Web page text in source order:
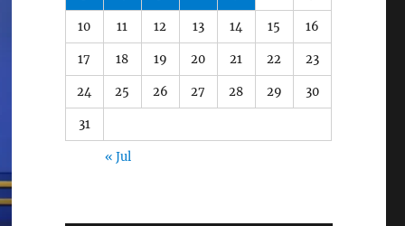
10 11 12 13 14 15 16
17 18 19 20 21 22 23
24 25 26 27 28 29 30
31
« Jul